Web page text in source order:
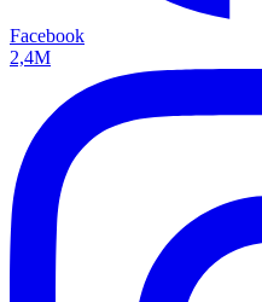
Facebook
2,4M